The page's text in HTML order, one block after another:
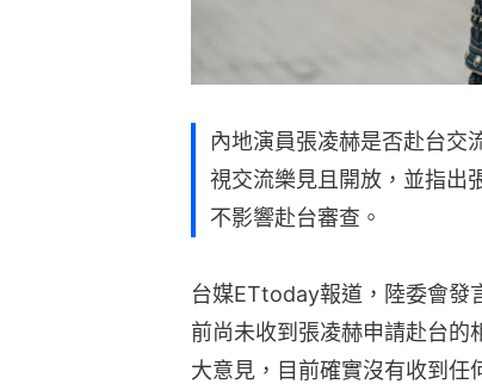
內地演員張凌赫是否赴台交
視交流樂見且開放，並指出
不影響赴台審查。
台媒ETtoday報道，陸委會發
前尚未收到張凌赫申請赴台的
大意見，目前確實沒有收到任